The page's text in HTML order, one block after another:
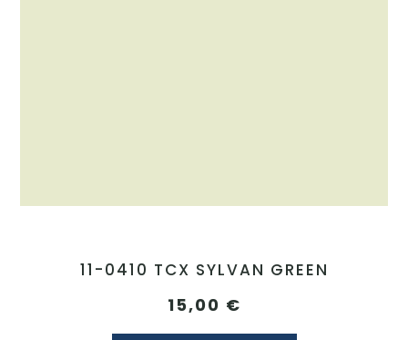
11-0410 TCX SYLVAN GREEN
15,00 €